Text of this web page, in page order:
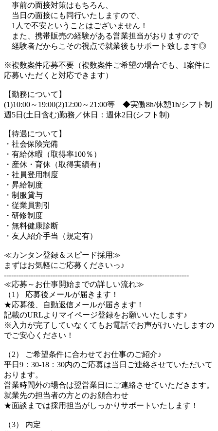
事前の面接対策はもちろん、
当日の面接にも同行いたしますので、
1人で不安ということはございません！
また、携帯販売の経験がある営業担当がおりますので
経験者だからこその視点で就業後もサポート致します◎
※複数案件応募不要（複数案件ご希望の場合でも、1案件に
応募いただくと対応できます）
【勤務について】
(1)10:00～19:00(2)12:00～21:00等 ◆実働8h/休憩1h/シフト制
週5日(土日含む)勤務／休日：週休2日(シフト制)
【待遇について】
・社会保険完備
・有給休暇（取得率100％）
・産休・育休（取得実績有）
・社員登用制度
・昇給制度
・制服貸与
・従業員割引
・研修制度
・無料健康診断
・友人紹介手当（規定有）
≪カンタン登録＆スピード採用≫
まずはお気軽にご応募くださいっ♪
----------------------------------------------------------------------------
≪応募～お仕事開始までの詳しい流れ≫
（1） 応募後メールが届きます！
★応募後、自動返信メールが届きます！
記載のURLよりマイページ登録をお願いいたします♪
※入力が完了していなくてもお電話でお声がけいたしますの
でご安心ください！
（2） ご希望条件に合わせてお仕事のご紹介♪
平日9：30-18：30内のご応募は当日ご連絡させていただいて
おります。
営業時間外の場合は翌営業日にご連絡させていただきます。
就業先の担当者の方とのお顔合わせ
★面談までは採用担当がしっかりサポートいたします！
（3） 内定